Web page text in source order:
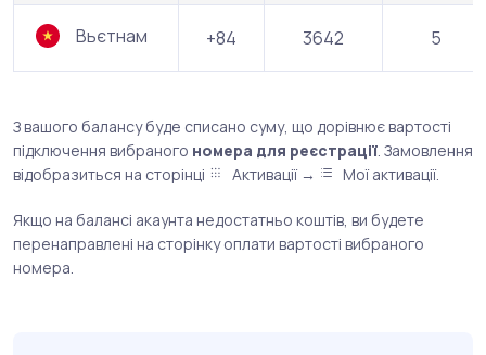
Вьєтнам +84 3642 5
З вашого балансу буде списано суму, що дорівнює вартості
підключення вибраного номера для реєстрації. Замовлення
відобразиться на сторінці
Активації → Мої активації.
Якщо на балансі акаунта недостатньо коштів, ви будете
перенаправлені на сторінку оплати вартості вибраного
номера.